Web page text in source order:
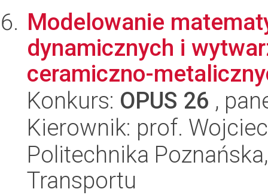
Modelowanie
dynamicznych i
ceramiczno-
Konkurs: OPUS 26 ,
Kierownik: prof.
Politechnika
Transportu